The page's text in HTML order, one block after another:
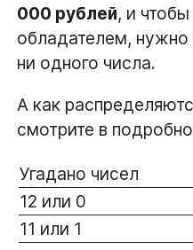
000 рублей, и
обладателем, нужно
ни одного числа.
А как
смотрите в
Угадано чисел
12 или 0
11 или 1